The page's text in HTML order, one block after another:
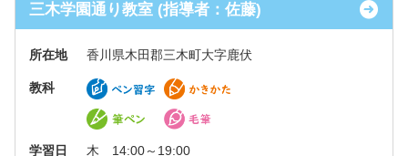
三木学園通り教室 (指導者：佐藤)
所在地 香川県木田郡三木町大字鹿伏
教科
学習日 木 14:00～19:00